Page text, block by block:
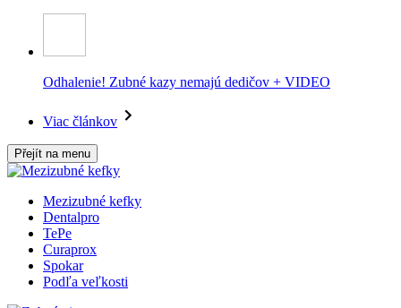
Odhalenie! Zubné kazy nemajú dedičov + VIDEO
Viac článkov
Přejít na menu
Mezizubné kefky
Dentalpro
TePe
Curaprox
Spokar
Podľa veľkosti